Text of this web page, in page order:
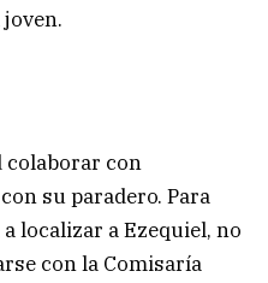
colaborar con
su paradero. Para
localizar a Ezequiel, no
con la Comisaría